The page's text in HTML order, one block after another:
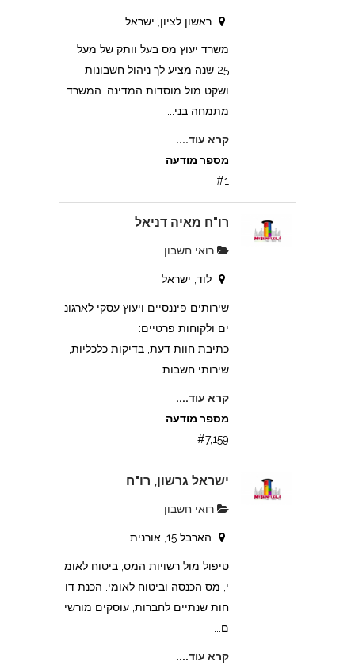
ראשון לציון, ישראל
משרד יעוץ מס בעל וותק של מעל
25 שנה מציע לך ניהול חשבונות
ושקט מול מוסדות המדינה. המשרד
מתמחה בני...
קרא עוד....
מספר מודעה
#1
רו"ח מאיה דניאל
רואי חשבון
לוד, ישראל
שירותים פיננסיים ויעוץ עסקי לארגונ
ים ולקוחות פרטיים:
כתיבת חוות דעת, בדיקות כלכליות,
שירותי חשבות...
קרא עוד....
מספר מודעה
#7,159
ישראל גרשון, רו"ח
רואי חשבון
הארבל 15, אורנית
טיפול מול רשויות המס, ביטוח לאומ
י, מס הכנסה וביטוח לאומי. הכנת דו
חות שנתיים לחברות, עוסקים מורשי
ם...
קרא עוד....